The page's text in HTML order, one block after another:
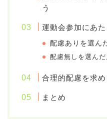
う
運動会参加にあ
配慮ありを選ん
配慮無しを選んだ
合理的配慮を求
まとめ